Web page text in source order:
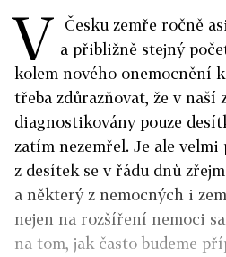
V
Česku zemře ročně
a přibližně stejný
kolem nového onemocnění
třeba zdůrazňovat, že v naší
diagnostikovány pouze
zatím nezemřel. Je ale velmi
z desítek se v řádu dnů
a některý z nemocných i
nejen na rozšíření nemoci
na tom, jak často budeme